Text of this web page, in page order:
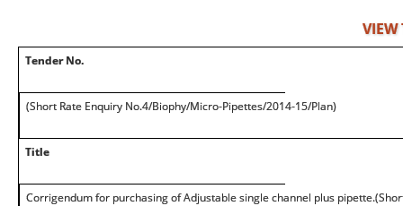
VIEW
Tender No.
(Short Rate Enquiry No.4/Biophy/Micro-Pipettes/2014-15/Plan)
Title
Corrigendum for purchasing of Adjustable single channel plus